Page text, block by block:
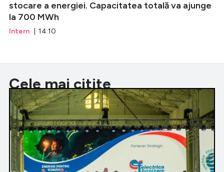
stocare a energiei. Capacitatea totală va ajunge
la 700 MWh
Intern | 14:10
Cele mai citite